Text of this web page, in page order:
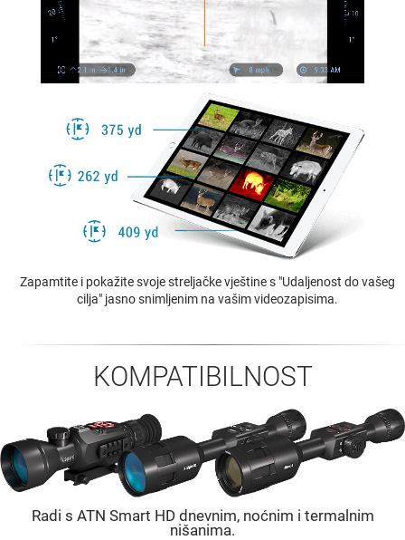
Zapamtite i pokažite svoje streljačke vještine s "Udaljenost do vašeg
cilja" jasno snimljenim na vašim videozapisima.
KOMPATIBILNOST
Radi s ATN Smart HD dnevnim, noćnim i termalnim
nišanima.